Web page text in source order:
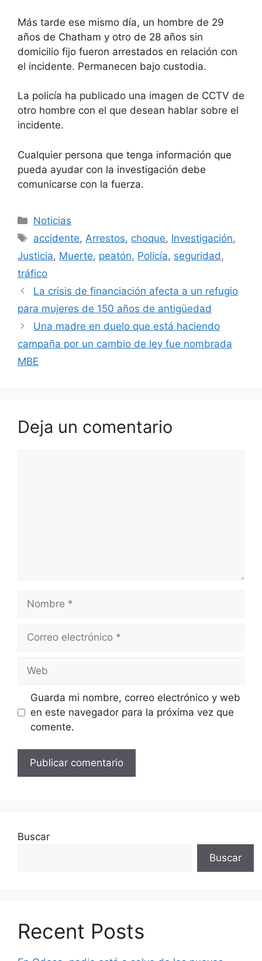
Más tarde ese mismo día, un hombre de 29
años de Chatham y otro de 28 años sin
domicilio fijo fueron arrestados en relación con
el incidente. Permanecen bajo custodia.
La policía ha publicado una imagen de CCTV de
otro hombre con el que desean hablar sobre el
incidente.
Cualquier persona que tenga información que
pueda ayudar con la investigación debe
comunicarse con la fuerza.
Categorías
Noticias
Etiquetas
accidente, Arrestos, choque, Investigación,
Justicia, Muerte, peatón, Policía, seguridad ,
tráfico
La crisis de financiación afecta a un refugio
para mujeres de 150 años de antigüedad
Una madre en duelo que está haciendo
campaña por un cambio de ley fue nombrada
MBE
Deja un comentario
electrónico
Guarda mi nombre, correo electrónico y web
en este navegador para la próxima vez que
comente.
Buscar
Buscar
Recent Posts